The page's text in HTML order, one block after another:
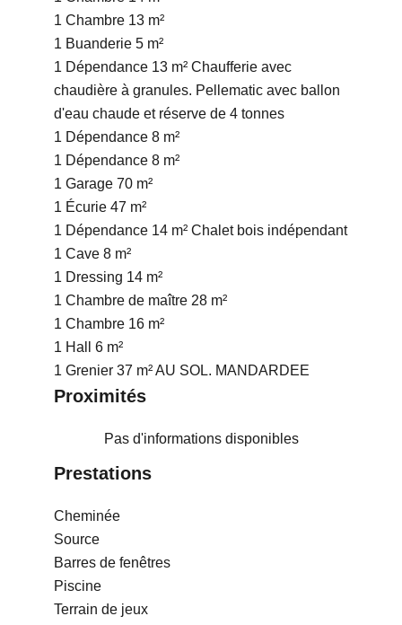
1 Chambre 13 m²
1 Buanderie 5 m²
1 Dépendance 13 m² Chaufferie avec
chaudière à granules. Pellematic avec ballon
d'eau chaude et réserve de 4 tonnes
1 Dépendance 8 m²
1 Dépendance 8 m²
1 Garage 70 m²
1 Écurie 47 m²
1 Dépendance 14 m² Chalet bois indépendant
1 Cave 8 m²
1 Dressing 14 m²
1 Chambre de maître 28 m²
1 Chambre 16 m²
1 Hall 6 m²
1 Grenier 37 m²AU SOL. MANDARDEE
Proximités
Pas d'informations disponibles
Prestations
Cheminée
Source
Barres de fenêtres
Piscine
Terrain de jeux